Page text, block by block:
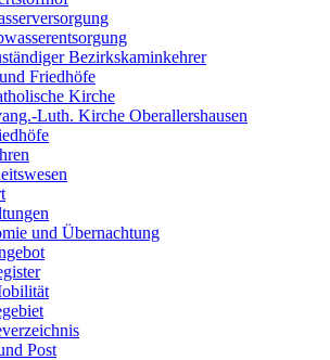
Bezirkskaminkehrer
Friedhöfe
Kirche
Luth. Kirche Oberallershausen
und Übernachtung
Post